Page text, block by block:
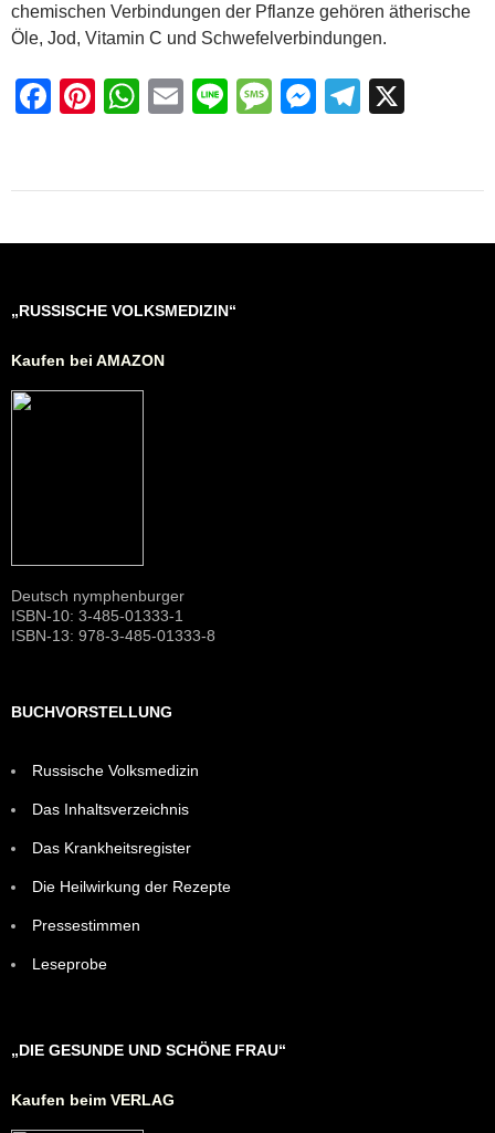
chemischen Verbindungen der Pflanze gehören ätherische
Öle, Jod, Vitamin C und Schwefelverbindungen.
F
e
b
o
Pi
e
st
W
s
A
p
E
Li
M
a
g
M
e
n
T
gr
a
„RUSSISCHE VOLKSMEDIZIN“
Kaufen bei AMAZON
Deutsch nymphenburger
ISBN-10: 3-485-01333-1
ISBN-13: 978-3-485-01333-8
BUCHVORSTELLUNG
Russische Volksmedizin
Das Inhaltsverzeichnis
Das Krankheitsregister
Die Heilwirkung der Rezepte
Pressestimmen
Leseprobe
„DIE GESUNDE UND SCHÖNE FRAU“
Kaufen beim VERLAG